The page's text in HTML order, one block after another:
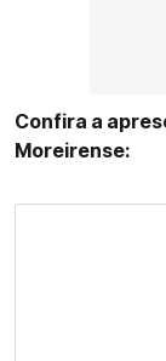
Confira a
Moreirense: